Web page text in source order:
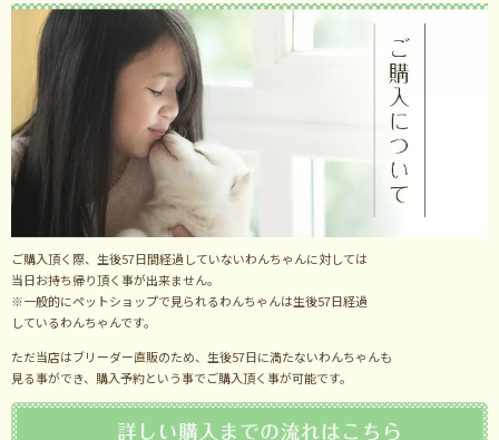
ご購入頂く際、生後57日間経過していないわんちゃんに対しては
当日お持ち帰り頂く事が出来ません。
※一般的にペットショップで見られるわんちゃんは生後57日経過
しているわんちゃんです。
ただ当店はブリーダー直販のため、生後57日に満たないわんちゃんも
見る事ができ、購入予約という事でご購入頂く事が可能です。